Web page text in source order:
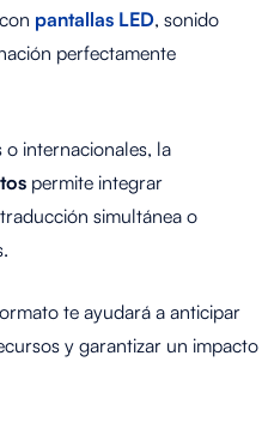
pantallas LED, sonido
perfectamente
o internacionales, la
permite integrar
simultánea o
te ayudará a anticipar
y garantizar un impacto